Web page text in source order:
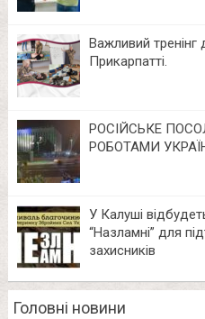
Важливий
Прикарпатті.
РОСІЙСЬКЕ
РОБОТАМИ
У Калуші
“Назламні” для
захисників
Головні новини